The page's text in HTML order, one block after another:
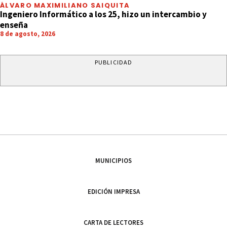
ÁLVARO MAXIMILIANO SAIQUITA
Ingeniero Informático a los 25, hizo un intercambio y
enseña
8 de agosto, 2026
PUBLICIDAD
MUNICIPIOS
EDICIÓN IMPRESA
CARTA DE LECTORES